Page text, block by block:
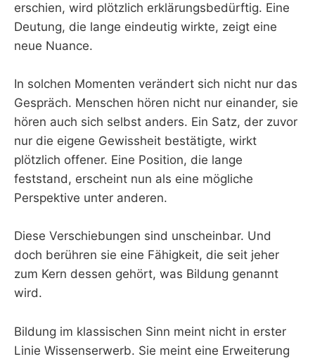
erschien, wird plötzlich erklärungsbedürftig. Eine
Deutung, die lange eindeutig wirkte, zeigt eine
neue Nuance.
In solchen Momenten verändert sich nicht nur das
Gespräch. Menschen hören nicht nur einander, sie
hören auch sich selbst anders. Ein Satz, der zuvor
nur die eigene Gewissheit bestätigte, wirkt
plötzlich offener. Eine Position, die lange
feststand, erscheint nun als eine mögliche
Perspektive unter anderen.
Diese Verschiebungen sind unscheinbar. Und
doch berühren sie eine Fähigkeit, die seit jeher
zum Kern dessen gehört, was Bildung genannt
wird.
Bildung im klassischen Sinn meint nicht in erster
Linie Wissenserwerb. Sie meint eine Erweiterung